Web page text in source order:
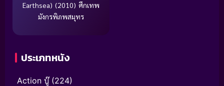
Earthsea) (2010) ศึกเทพ
มังกรพิภพสมุทร
ประเภทหนัง
Action บู๊(224)